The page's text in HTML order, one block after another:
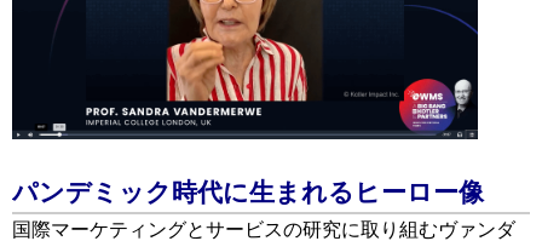
パンデミック時代に生まれるヒーロー像
国際マーケティングとサービスの研究に取り組むヴァンダ